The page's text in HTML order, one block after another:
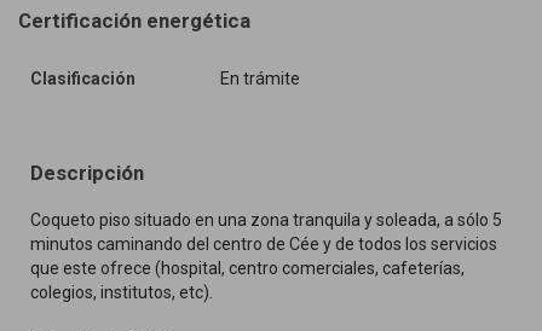
Certificación energética
Clasificación En trámite
Descripción
Coqueto piso situado en una zona tranquila y soleada, a sólo 5
minutos caminando del centro de Cée y de todos los servicios
que este ofrece (hospital, centro comerciales, cafeterías,
colegios, institutos, etc).